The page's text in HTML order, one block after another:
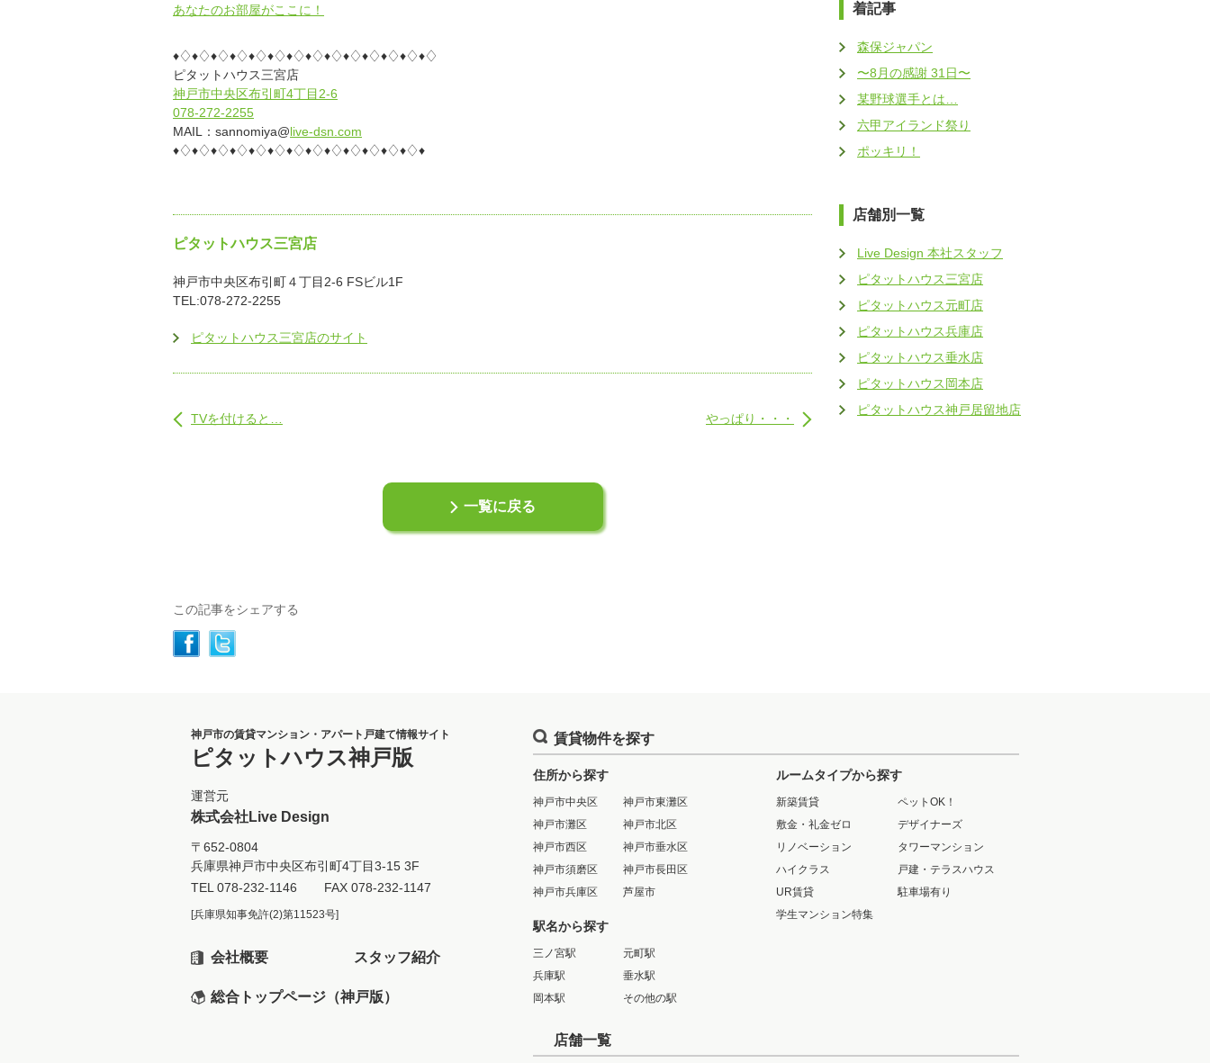
あなたのお部屋がここに！
♦♢♦♢♦♢♦♢♦♢♦♢♦♢♦♢♦♢♦♢♦♢♦♢♦♢♦♢
ピタットハウス三宮店
神戸市中央区布引町4丁目2-6
078-272-2255
MAIL：sannomiya@live-dsn.com
♦♢♦♢♦♢♦♢♦♢♦♢♦♢♦♢♦♢♦♢♦♢♦♢♦♢♦
ピタットハウス三宮店
神戸市中央区布引町４丁目2-6 FSビル1F
TEL:078-272-2255
ピタットハウス三宮店のサイト
TVを付けると… やっぱり・・・
一覧に戻る
この記事をシェアする
着記事
森保ジャパン
〜8月の感謝 31日〜
某野球選手とは…
六甲アイランド祭り
ポッキリ！
店舗別一覧
Live Design 本社スタッフ
ピタットハウス三宮店
ピタットハウス元町店
ピタットハウス兵庫店
ピタットハウス垂水店
ピタットハウス岡本店
ピタットハウス神戸居留地店
神戸市の賃貸マンション・アパート戸建て情報サイト
ピタットハウス神戸版
運営元
株式会社Live Design
〒652-0804
兵庫県神戸市中央区布引町4丁目3-15 3F
TEL 078-232-1146 FAX 078-232-1147
[兵庫県知事免許(2)第11523号]
会社概要 スタッフ紹介
総合トップページ（神戸版）
賃貸物件を探す
住所から探す
神戸市中央区
神戸市東灘区
神戸市灘区
神戸市北区
神戸市西区
神戸市垂水区
神戸市須磨区
神戸市長田区
神戸市兵庫区
芦屋市
駅名から探す
三ノ宮駅
元町駅
兵庫駅
垂水駅
岡本駅
その他の駅
ルームタイプから探す
新築賃貸
ペットOK！
敷金・礼金ゼロ
デザイナーズ
リノベーション
タワーマンション
ハイクラス
戸建・テラスハウス
UR賃貸
駐車場有り
学生マンション特集
店舗一覧